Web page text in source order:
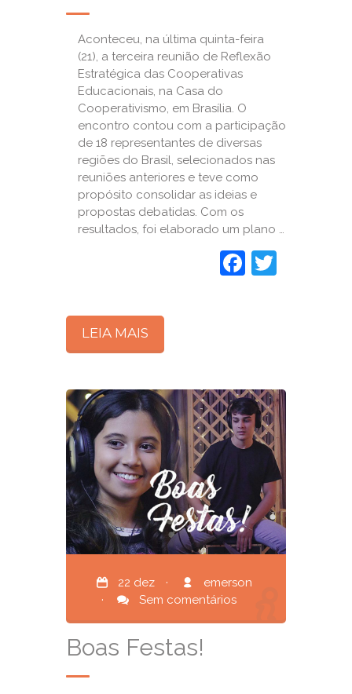
Aconteceu, na última quinta-feira
(21), a terceira reunião de Reflexão
Estratégica das Cooperativas
Educacionais, na Casa do
Cooperativismo, em Brasília. O
encontro contou com a participação
de 18 representantes de diversas
regiões do Brasil, selecionados nas
reuniões anteriores e teve como
propósito consolidar as ideias e
propostas debatidas. Com os
resultados, foi elaborado um plano …
LEIA MAIS
22 dez ·
emerson
·
Sem comentários
Boas Festas!